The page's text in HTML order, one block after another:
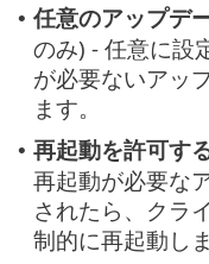
• 任意のアップデ
のみ) - 任意に設
が必要ないアッ
ます。
• 再起動を許可す
再起動が必要な
されたら、クラ
制的に再起動しま